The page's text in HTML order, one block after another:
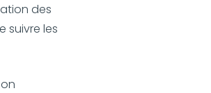
des
suivre les